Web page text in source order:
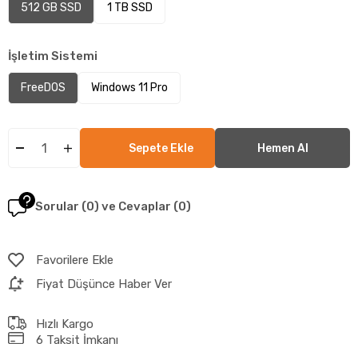
512 GB SSD 1 TB SSD
İşletim Sistemi
FreeDOS Windows 11 Pro
Sorular (0) ve Cevaplar (0)
Favorilere Ekle
Fiyat Düşünce Haber Ver
Hızlı Kargo
6 Taksit İmkanı